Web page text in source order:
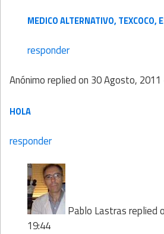
MEDICO ALTERNATIVO, TEXCOCO,
responder
Anónimoreplied on 30 Agosto,
HOLA
responder
Pablo Lastrasreplied
19:44